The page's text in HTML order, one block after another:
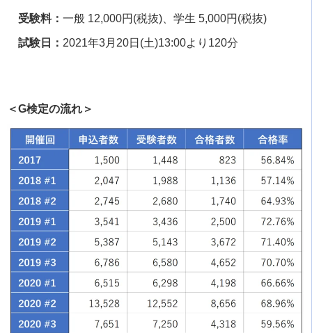
受験料： 一般 12,000円 (税抜) 、学生 5,000円 (税抜)
試験日： 2021年3月 20日 (土)13:00より 120分
＜G検定の流れ＞